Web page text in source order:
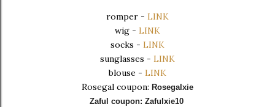
romper - LINK
wig - LINK
socks - LINK
sunglasses - LINK
blouse - LINK
Rosegal coupon: Rosegalxie
Zaful coupon: Zafulxie10